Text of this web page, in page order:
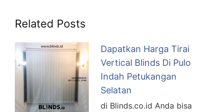
Related Posts
Dapatkan Harga Tirai
Vertical Blinds Di Pulo
Indah Petukangan
Selatan
di Blinds.co.id Anda bisa